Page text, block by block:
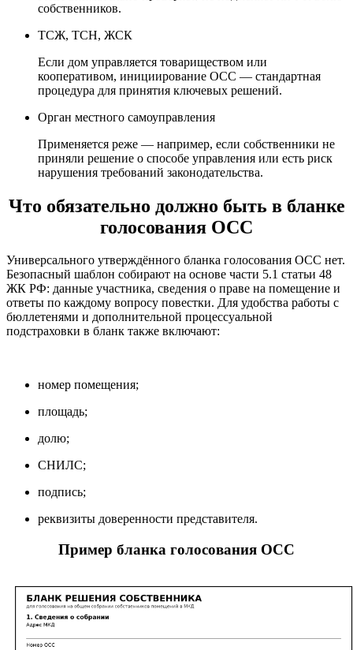
собственников.
ТСЖ, ТСН, ЖСК
Если дом управляется товариществом или
кооперативом, инициирование ОСС — стандартная
процедура для принятия ключевых решений.
Орган местного самоуправления
Применяется реже — например, если собственники не
приняли решение о способе управления или есть риск
нарушения требований законодательства.
Что обязательно должно быть в бланке
голосования ОСС
Универсального утверждённого бланка голосования ОСС нет.
Безопасный шаблон собирают на основе части 5.1 статьи 48
ЖК РФ: данные участника, сведения о праве на помещение и
ответы по каждому вопросу повестки. Для удобства работы с
бюллетенями и дополнительной процессуальной
подстраховки в бланк также включают:
номер помещения;
площадь;
долю;
СНИЛС;
подпись;
реквизиты доверенности представителя.
Пример бланка голосования ОСС